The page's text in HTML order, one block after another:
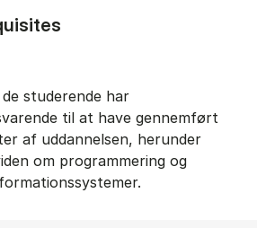
studerende har
til at have gennemført
af uddannelsen, herunder
om programmering og